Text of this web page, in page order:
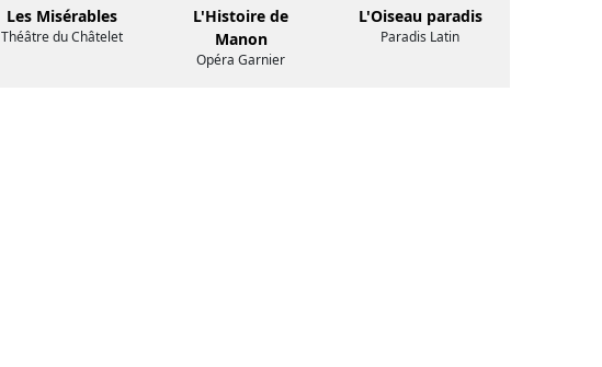
Les Misérables
Théâtre du Châtelet
L'Histoire de
Manon
Opéra Garnier
L'Oiseau paradis
Paradis Latin